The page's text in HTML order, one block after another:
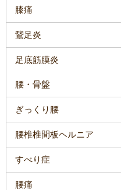
膝痛
鵞足炎
足底筋膜炎
腰・骨盤
ぎっくり腰
腰椎椎間板ヘルニア
すべり症
腰痛